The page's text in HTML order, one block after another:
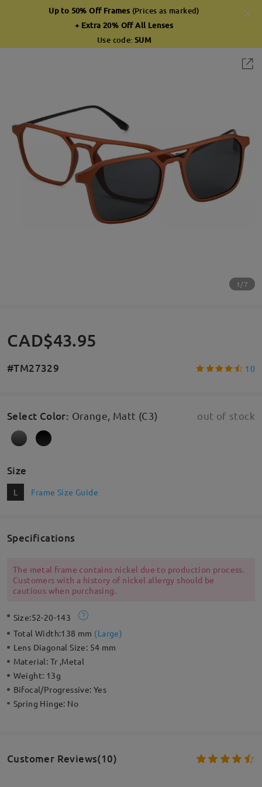
Up to 50% Off Frames (Prices as marked)
+ Extra 20% Off All Lenses
Use code: SUM
1/7
CAD$43.95
#TM27329 10
Select Color: Orange, Matt (C3) out of stock
Size
L Frame Size Guide
Specifications
The metal frame contains nickel due to production process.
Customers with a history of nickel allergy should be
cautious when purchasing.
Size:52-20-143
Total Width:138 mm (Large)
Lens Diagonal Size: 54 mm
Material: Tr ,Metal
Weight: 13g
Bifocal/Progressive:Yes
Spring Hinge: No
Customer Reviews(10)